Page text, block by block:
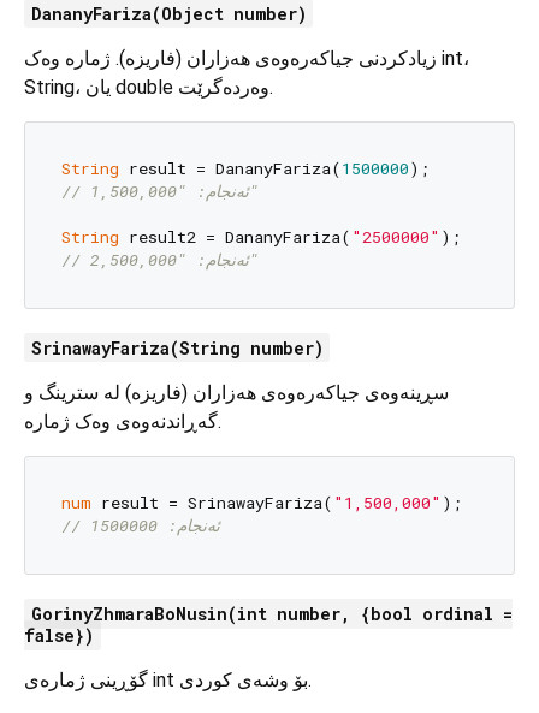
DananyFariza(Object number)
زیادکردنی جیاکەرەوەی هەزاران (فاریزە). ژمارە وەک int،
String، یان double وەردەگرێت.
String result = DananyFariza(1500000
// ئەنجام: "1,500,000"
String result2 = DananyFariza( "2500000"
// ئەنجام: "2,500,000"
SrinawayFariza(String number)
سڕینەوەی جیاکەرەوەی هەزاران (فاریزە) لە سترینگ و
گەڕاندنەوەی وەک ژمارە.
num result = SrinawayFariza( "1,500,000"
// ئەنجام: 1500000
GorinyZhmaraBoNusin(int number, {bool ordinal =
false})
گۆڕینی ژمارەی int بۆ وشەی کوردی.